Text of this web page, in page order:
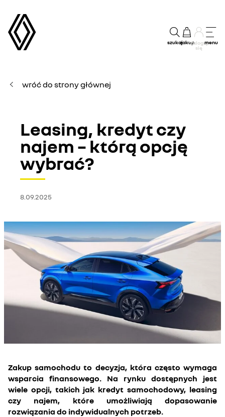
szukajzakupZaloguj
się
menu
wróć do strony głównej
Leasing, kredyt czy
najem – którą opcję
wybrać?
8.09.2025
Zakup samochodu to decyzja, która często wymaga
wsparcia finansowego. Na rynku dostępnych jest
wiele opcji, takich jak kredyt samochodowy, leasing
czy najem, które umożliwiają dopasowanie
rozwiązania do indywidualnych potrzeb.